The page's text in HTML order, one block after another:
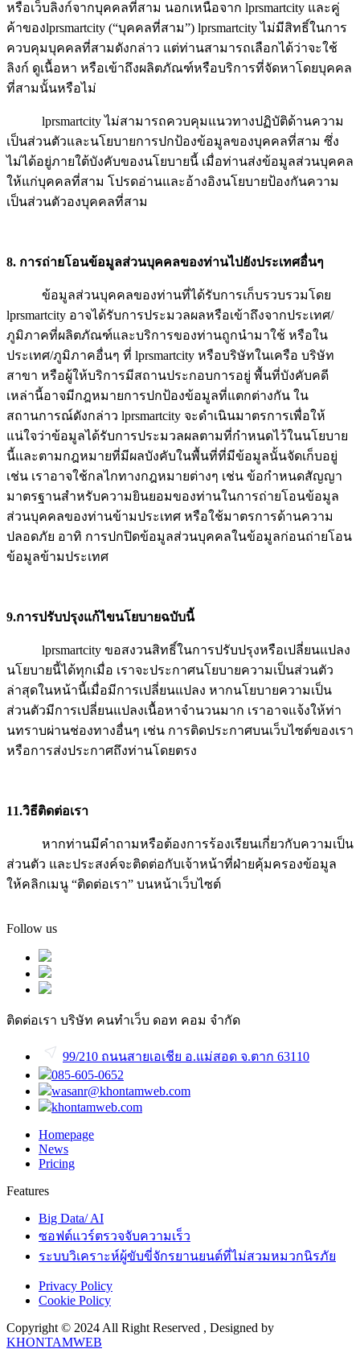
หรือเว็บลิงก์จากบุคคลที่สาม นอกเหนือจาก lprsmartcity และคู่
ค้าของlprsmartcity (“บุคคลที่สาม”) lprsmartcity ไม่มีสิทธิ์ในการ
ควบคุมบุคคลที่สามดังกล่าว แต่ท่านสามารถเลือกได้ว่าจะใช้
ลิงก์ ดูเนื้อหา หรือเข้าถึงผลิตภัณฑ์หรือบริการที่จัดหาโดยบุคคล
ที่สามนั้นหรือไม่
lprsmartcity ไม่สามารถควบคุมแนวทางปฏิบัติด้านความ
เป็นส่วนตัวและนโยบายการปกป้องข้อมูลของบุคคลที่สาม ซึ่ง
ไม่ได้อยู่ภายใต้บังคับของนโยบายนี้ เมื่อท่านส่งข้อมูลส่วนบุคคล
ให้แก่บุคคลที่สาม โปรดอ่านและอ้างอิงนโยบายป้องกันความ
เป็นส่วนตัวองบุคคลที่สาม
8. การถ่ายโอนข้อมูลส่วนบุคคลของท่านไปยังประเทศอื่นๆ
ข้อมูลส่วนบุคคลของท่านที่ได้รับการเก็บรวบรวมโดย
lprsmartcity อาจได้รับการประมวลผลหรือเข้าถึงจากประเทศ/
ภูมิภาคที่ผลิตภัณฑ์และบริการของท่านถูกนำมาใช้ หรือใน
ประเทศ/ภูมิภาคอื่นๆ ที่ lprsmartcity หรือบริษัทในเครือ บริษัท
สาขา หรือผู้ให้บริการมีสถานประกอบการอยู่ พื้นที่บังคับคดี
เหล่านี้อาจมีกฎหมายการปกป้องข้อมูลที่แตกต่างกัน ใน
สถานการณ์ดังกล่าว lprsmartcity จะดำเนินมาตรการเพื่อให้
แน่ใจว่าข้อมูลได้รับการประมวลผลตามที่กำหนดไว้ในนโยบาย
นี้และตามกฎหมายที่มีผลบังคับในพื้นที่ที่มีข้อมูลนั้นจัดเก็บอยู่
เช่น เราอาจใช้กลไกทางกฎหมายต่างๆ เช่น ข้อกำหนดสัญญา
มาตรฐานสำหรับความยินยอมของท่านในการถ่ายโอนข้อมูล
ส่วนบุคคลของท่านข้ามประเทศ หรือใช้มาตรการด้านความ
ปลอดภัย อาทิ การปกปิดข้อมูลส่วนบุคคลในข้อมูลก่อนถ่ายโอน
ข้อมูลข้ามประเทศ
9.การปรับปรุงแก้ไขนโยบายฉบับนี้
lprsmartcity ขอสงวนสิทธิ์ในการปรับปรุงหรือเปลี่ยนแปลง
นโยบายนี้ได้ทุกเมื่อ เราจะประกาศนโยบายความเป็นส่วนตัว
ล่าสุดในหน้านี้เมื่อมีการเปลี่ยนแปลง หากนโยบายความเป็น
ส่วนตัวมีการเปลี่ยนแปลงเนื้อหาจำนวนมาก เราอาจแจ้งให้ท่า
นทราบผ่านช่องทางอื่นๆ เช่น การติดประกาศบนเว็บไซต์ของเรา
หรือการส่งประกาศถึงท่านโดยตรง
11.วิธีติดต่อเรา
หากท่านมีคำถามหรือต้องการร้องเรียนเกี่ยวกับความเป็น
ส่วนตัว และประสงค์จะติดต่อกับเจ้าหน้าที่ฝ่ายคุ้มครองข้อมูล
ให้คลิกเมนู “ติดต่อเรา” บนหน้าเว็บไซต์
Follow us
ติดต่อเรา บริษัท คนทำเว็บ ดอท คอม จำกัด
99/210 ถนนสายเอเชีย อ.แม่สอด จ.ตาก 63110
085-605-0652
wasanr@khontamweb.com
khontamweb.com
Homepage
News
Pricing
Features
Big Data/ AI
ซอฟต์แวร์ตรวจจับความเร็ว
ระบบวิเคราะห์ผู้ขับขี่จักรยานยนต์ที่ไม่สวมหมวกนิรภัย
Privacy Policy
Cookie Policy
Copyright © 2024 All Right Reserved , Designed by
KHONTAMWEB